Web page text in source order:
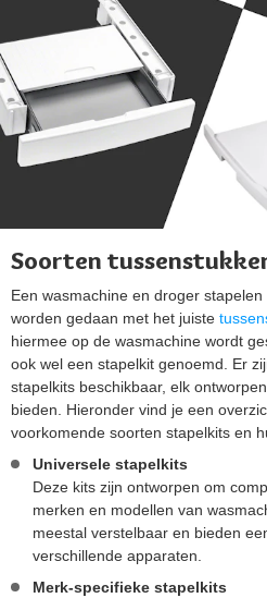
Soorten
Een wasmachine en droger
worden gedaan met het juiste
hiermee op de wasmachine wordt
ook wel een stapelkit genoemd. Er
stapelkits beschikbaar, elk
bieden. Hieronder vind je een
voorkomende soorten stapelkits en
Universele stapelkits
Deze kits zijn ontworpen om
merken en modellen van
meestal verstelbaar en bieden
verschillende apparaten​​.
Merk-specifieke stapelkits